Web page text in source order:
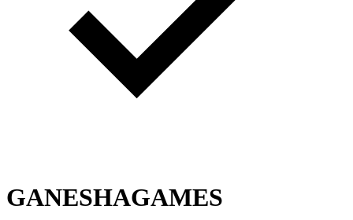
GANESHAGAMES